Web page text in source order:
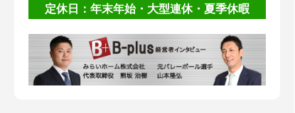
定休日：年末年始・大型連休・夏季休暇